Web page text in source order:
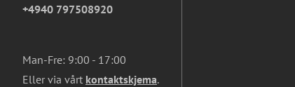
+4940 797508920
Man-Fre: 9:00 - 17:00
Eller via vårt kontaktskjema.